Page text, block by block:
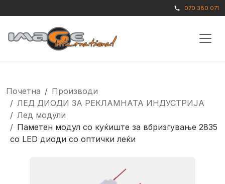
call 070 380 071
Почетна
Производи
ЛЕД ДИОДИ ЗА РЕКЛАМНАТА ИНДУСТРИЈА
Лед модули
Паметен модул со куќиште за вбризгување 2835
со LED диоди со оптички леќи